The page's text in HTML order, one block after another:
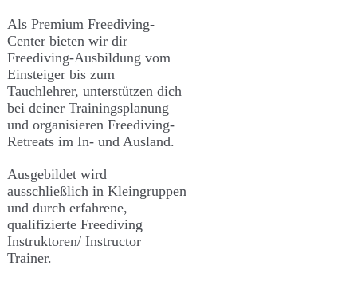
Als Premium Freediving-
Center bieten wir dir
Freediving-Ausbildung vom
Einsteiger bis zum
Tauchlehrer, unterstützen dich
bei deiner Trainingsplanung
und organisieren Freediving-
Retreats im In- und Ausland.
Ausgebildet wird
ausschließlich in Kleingruppen
und durch erfahrene,
qualifizierte Freediving
Instruktoren/ Instructor
Trainer.